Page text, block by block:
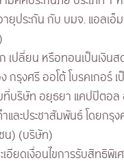
ยุประกัน กับ บมจ. แอลเ
เปลี่ยน หรือทอนเป็นเงินส
รุงศรี ออโต้ โบรคเกอร์
มที่บริษัท อยุธยา แคปปิต
ละประชาสัมพันธ์ โดยกรุ
น) (บริษัท)
เอียดเงื่อนไขการรับสิทธิ